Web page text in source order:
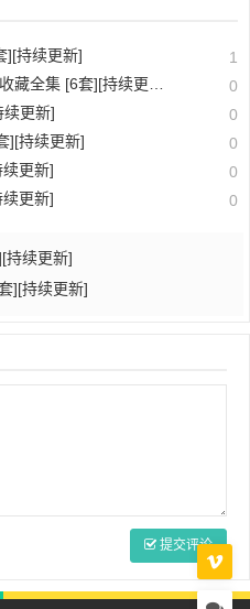
][持续更新] 1
全集 [6套][持续更新] 0
更新] 0
][持续更新] 0
更新] 0
更新] 0
持续更新]
][持续更新]
提交评论